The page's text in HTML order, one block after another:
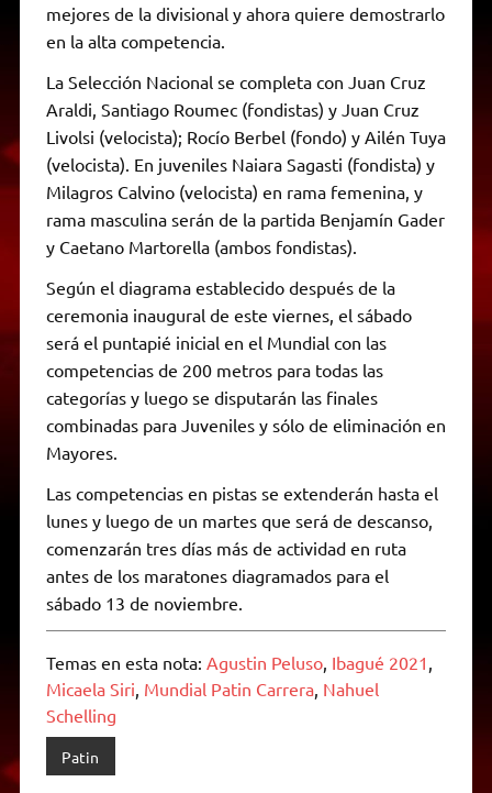
mejores de la divisional y ahora quiere demostrarlo
en la alta competencia.
La Selección Nacional se completa con Juan Cruz
Araldi, Santiago Roumec (fondistas) y Juan Cruz
Livolsi (velocista); Rocío Berbel (fondo) y Ailén Tuya
(velocista). En juveniles Naiara Sagasti (fondista) y
Milagros Calvino (velocista) en rama femenina, y
rama masculina serán de la partida Benjamín Gader
y Caetano Martorella (ambos fondistas).
Según el diagrama establecido después de la
ceremonia inaugural de este viernes, el sábado
será el puntapié inicial en el Mundial con las
competencias de 200 metros para todas las
categorías y luego se disputarán las finales
combinadas para Juveniles y sólo de eliminación en
Mayores.
Las competencias en pistas se extenderán hasta el
lunes y luego de un martes que será de descanso,
comenzarán tres días más de actividad en ruta
antes de los maratones diagramados para el
sábado 13 de noviembre.
Temas en esta nota: Agustin Peluso, Ibagué 2021
Micaela Siri Mundial Patin Carrera, Nahuel
Schelling
Patin